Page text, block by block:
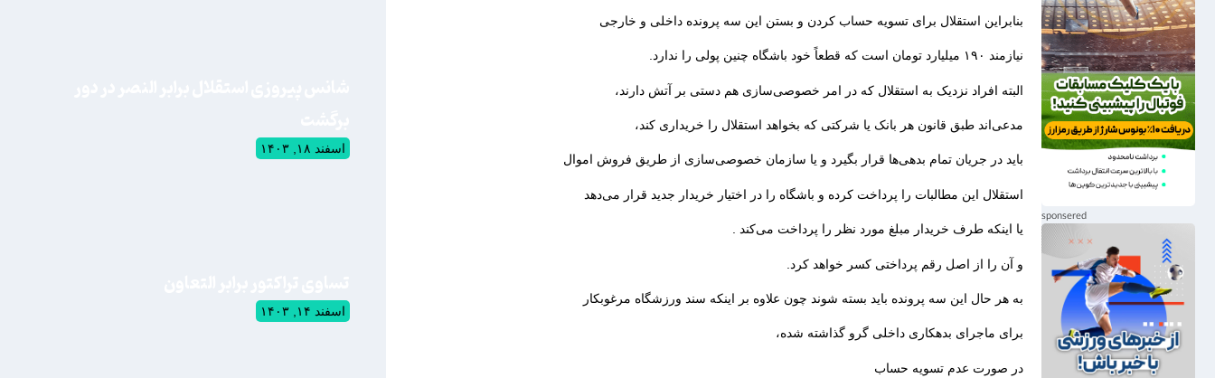
بنابراین استقلال برای تسویه حساب کردن و بستن این سه پرونده داخلی و خارجی
نیازمند ۱۹۰ میلیارد تومان است که قطعاً خود باشگاه چنین پولی را ندارد.
البته افراد نزدیک به استقلال که در امر خصوصی‌سازی هم دستی بر آتش دارند،
مدعی‌اند طبق قانون هر بانک یا شرکتی که بخواهد استقلال را خریداری کند،
باید در جریان تمام بدهی‌ها قرار بگیرد و یا سازمان خصوصی‌سازی از طریق فروش اموال
استقلال این مطالبات را پرداخت کرده و باشگاه را در اختیار خریدار جدید قرار می‌دهد
یا اینکه طرف خریدار مبلغ مورد نظر را پرداخت می‌کند .
و آن را از اصل رقم پرداختی کسر خواهد کرد.
به هر حال این سه پرونده باید بسته شوند چون علاوه بر اینکه سند ورزشگاه مرغوبکار
برای ماجرای بدهکاری داخلی گرو گذاشته شده،
در صورت عدم تسویه حساب
اسفند ۱۸, ۱۴۰۳
اسفند ۱۴, ۱۴۰۳